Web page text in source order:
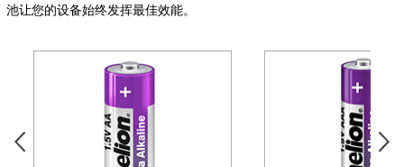
池让您的设备始终发挥最佳效能。